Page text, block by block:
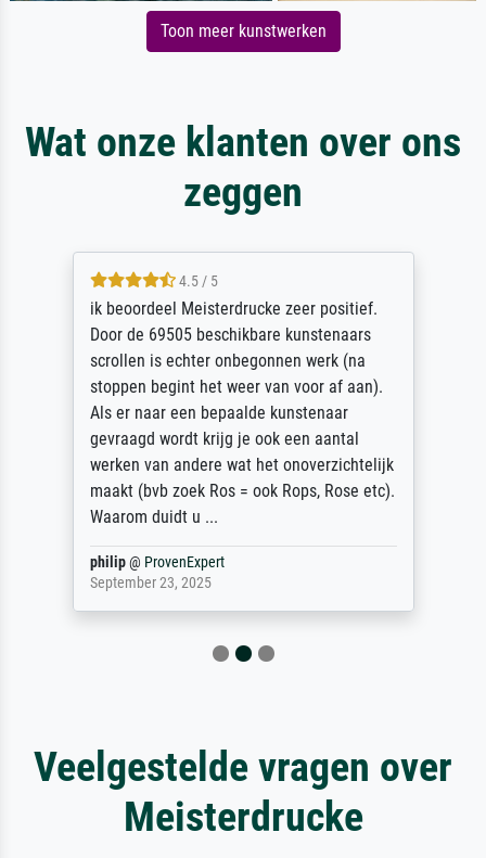
Toon meer kunstwerken
Wat onze klanten over ons
zeggen
4.5 / 5
ik beoordeel Meisterdrucke zeer positief.
Door de 69505 beschikbare kunstenaars
scrollen is echter onbegonnen werk (na
stoppen begint het weer van voor af aan).
Als er naar een bepaalde kunstenaar
gevraagd wordt krijg je ook een aantal
werken van andere wat het onoverzichtelijk
maakt (bvb zoek Ros = ook Rops, Rose etc).
Waarom duidt u ...
philip@ ProvenExpert
September 23, 2025
Veelgestelde vragen over
Meisterdrucke